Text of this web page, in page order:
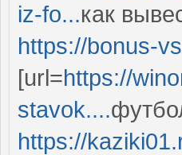
iz-fo...как
https://bonus-
[url=https://
stavok....
https://